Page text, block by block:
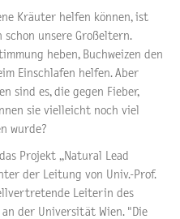
Kräuter helfen können, ist
schon unsere Großeltern.
heben, Buchweizen den
Einschlafen helfen. Aber
sind es, die gegen Fieber,
sie vielleicht noch viel
wurde?
Projekt „Natural Lead
der Leitung von Univ.-Prof.
Leiterin des
der Universität Wien. "Die